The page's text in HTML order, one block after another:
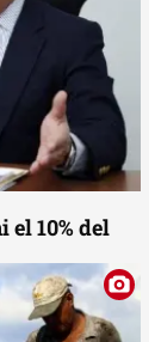
el 10% del